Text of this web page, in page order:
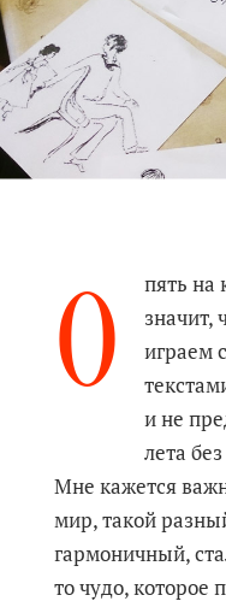
О
пять на
значит,
играем
и не
лета
Мне кажется
мир, такой
гармоничный,
то чудо, которое